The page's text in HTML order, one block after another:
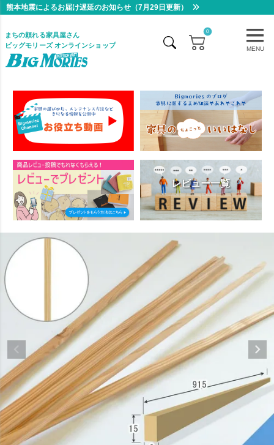
熊本地震によるお届け遅延のお知らせ（7月29日更新）
MENU
まちの頼れる家具屋さん
ビッグモリーズ オンラインショップ
0
レビュー一覧